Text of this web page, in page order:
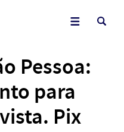
Pessoa:
para
Pix